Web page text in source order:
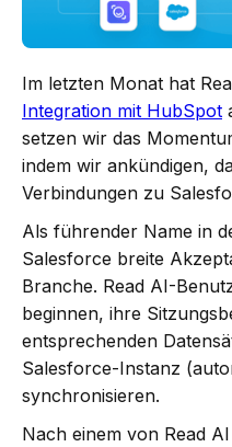
Im letzten Monat hat
Integration mit HubSpot
setzen wir das
indem wir ankündigen,
Verbindungen zu
Als führender Name in
Salesforce breite
Branche. Read AI-
beginnen, ihre
entsprechenden
Salesforce-Instanz
synchronisieren.
Nach einem von Read